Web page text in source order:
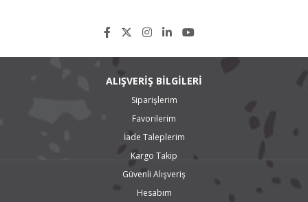
Marshal Matrac XM KH35
Marshal Matrac Steel Radial KR11
Marshal 856 Hafif Ticari Yaz Lastiği
Marshal KC53 Hafif Ticari Araç Yaz Lastiği
Marshal I'zen KW12 Kış Lastiği
ALIŞVERİŞ BİLGİLERİ
Siparişlerim
Favorilerim
İade Taleplerim
Kargo Takip
Güvenli Alışveriş
Hesabım